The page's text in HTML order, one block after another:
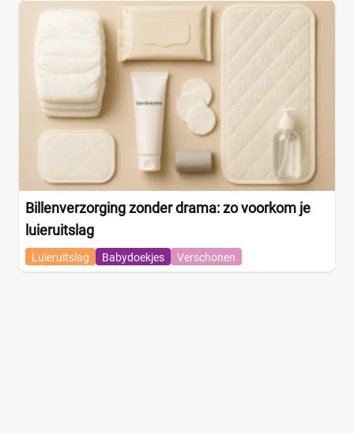
Billenverzorging zonder drama: zo voorkom je
luieruitslag
Luieruitslag Babydoekjes Verschonen